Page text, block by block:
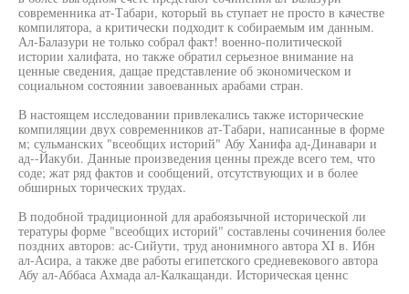
современника ат-Табари, который вь ступает не просто в качестве
компилятора, а критически подходит к собираемым им данным.
Ал-Балазури не только собрал факт! военно-политической
истории халифата, но также обратил серьезное внимание на
ценные сведения, дащае представление об экономическом и
социальном состоянии завоеванных арабами стран.
В настоящем исследовании привлекались также исторические
компиляции двух современников ат-Табари, написанные в форме
м; сульманских "всеобщих историй" Абу Ханифа ад-Динавари и
ад--Йакуби. Данные произведения ценны прежде всего тем, что
соде; жат ряд фактов и сообщений, отсутствующих и в более
обширных торических трудах.
В подобной традиционной для арабоязычной исторической ли
тературы форме "всеобщих историй" составлены сочинения более
поздних авторов: ас-Сийути, труд анонимного автора XI в. Ибн
ал-Асира, а также две работы египетского средневекового автора
Абу ал-Аббаса Ахмада ал-Калкащанди. Историческая ценнс